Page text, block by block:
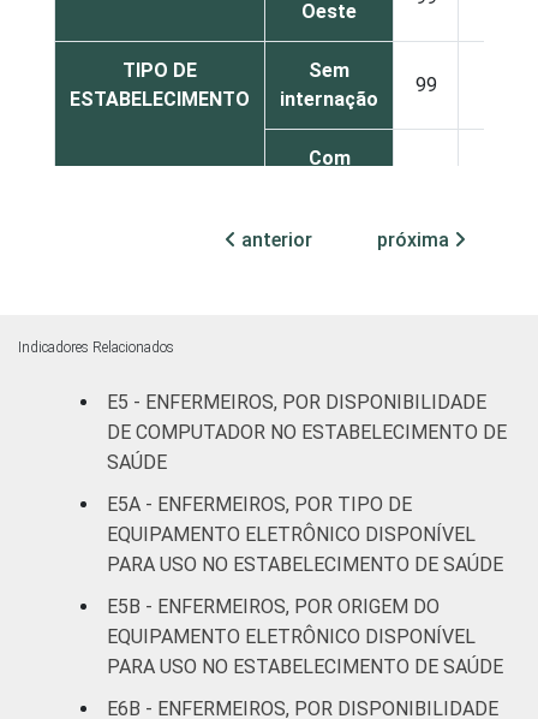
Oeste
TIPO DE
ESTABELECIMENTO
Sem
internação
99
Com
leitos)
50 leitos)
diagnose e
terapia
IDENTIFICAÇÃO DE
UNIDADE BÁSICA
DE SAÚDE
UBS 100
Não UBS 97 3
FAIXA ETÁRIA Até 30
anterior próxima
Indicadores Relacionados
E5 - ENFERMEIROS, POR DISPONIBILIDADE
DE COMPUTADOR NO ESTABELECIMENTO DE
SAÚDE
E5A - ENFERMEIROS, POR TIPO DE
EQUIPAMENTO ELETRÔNICO DISPONÍVEL
PARA USO NO ESTABELECIMENTO DE SAÚDE
E5B - ENFERMEIROS, POR ORIGEM DO
EQUIPAMENTO ELETRÔNICO DISPONÍVEL
PARA USO NO ESTABELECIMENTO DE SAÚDE
E6B - ENFERMEIROS, POR DISPONIBILIDADE